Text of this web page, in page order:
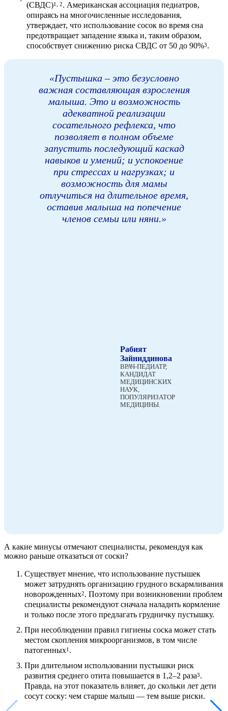
(СВДС)1, 2. Американская ассоциация педиатров,
опираясь на многочисленные исследования,
утверждает, что использование сосок во время сна
предотвращает западение языка и, таким образом,
способствует снижению риска СВДС от 50 до 90%3.
«Пустышка – это безусловно
важная составляющая взросления
малыша. Это и возможность
адекватной реализации
сосательного рефлекса, что
позволяет в полном объеме
запустить последующий каскад
навыков и умений; и успокоение
при стрессах и нагрузках; и
возможность для мамы
отлучиться на длительное время,
оставив малыша на попечение
членов семьи или няни.»
Рабият
Зайниддинова
ВРАЧ-ПЕДИАТР,
КАНДИДАТ
МЕДИЦИНСКИХ
НАУК,
ПОПУЛЯРИЗАТОР
МЕДИЦИНЫ.
А какие минусы отмечают специалисты, рекомендуя как
можно раньше отказаться от соски?
Существует мнение, что использование пустышек
может затруднять организацию грудного вскармливания
новорожденных2. Поэтому при возникновении проблем
специалисты рекомендуют сначала наладить кормление
и только после этого предлагать грудничку пустышку.
При несоблюдении правил гигиены соска может стать
местом скопления микроорганизмов, в том числе
патогенных1 .
При длительном использовании пустышки риск
развития среднего отита повышается в 1,2–2 раза3.
Правда, на этот показатель влияет, до скольки лет дети
сосут соску: чем старше малыш — тем выше риски.